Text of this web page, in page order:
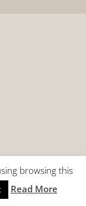
browsing this
Read More